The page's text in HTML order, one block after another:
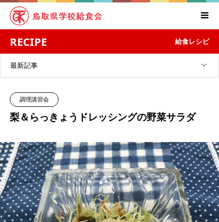
RECIPE 給食レシピ
最新記事
調理講習会
梨＆らっきょうドレッシングの野菜サラダ